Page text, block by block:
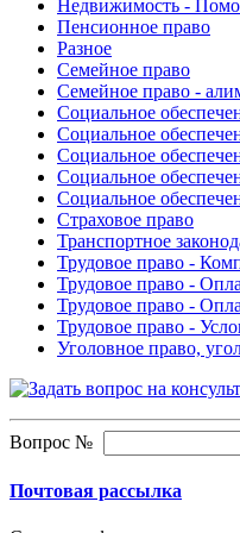
Недвижимость -
Пенсионное право
Разное
Семейное право
Семейное право -
Социальное
Социальное
Социальное
Социальное
Социальное
Страховое право
Транспортное
Трудовое право -
Трудовое право -
Трудовое право -
Трудовое право -
Уголовное право,
Вопрос №
Почтовая рассылка